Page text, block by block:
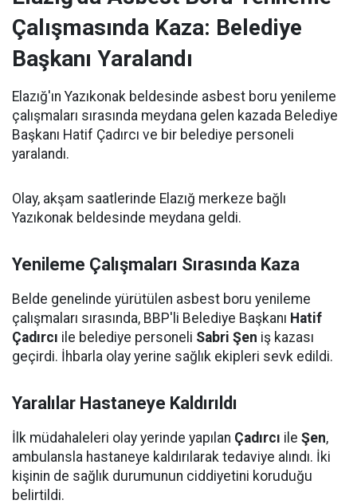
Çalışmasında Kaza: Belediye
Başkanı Yaralandı
Elazığ'ın Yazıkonak beldesinde asbest boru yenileme
çalışmaları sırasında meydana gelen kazada Belediye
Başkanı Hatif Çadırcı ve bir belediye personeli
yaralandı.
Olay, akşam saatlerinde Elazığ merkeze bağlı
Yazıkonak beldesinde meydana geldi.
Yenileme Çalışmaları Sırasında Kaza
Belde genelinde yürütülen asbest boru yenileme
çalışmaları sırasında, BBP'li Belediye Başkanı Hatif
Çadırcı ile belediye personeli Sabri Şen iş kazası
geçirdi. İhbarla olay yerine sağlık ekipleri sevk edildi.
Yaralılar Hastaneye Kaldırıldı
İlk müdahaleleri olay yerinde yapılan Çadırcı ile Şen,
ambulansla hastaneye kaldırılarak tedaviye alındı. İki
kişinin de sağlık durumunun ciddiyetini koruduğu
belirtildi.